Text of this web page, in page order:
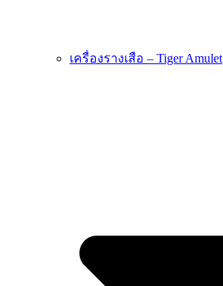
เครื่องรางเสือ – Tiger Amulet